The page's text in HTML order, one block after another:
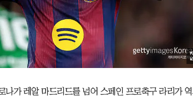
나가 레알 마드리드를 넘어 스페인 프로축구 라리가